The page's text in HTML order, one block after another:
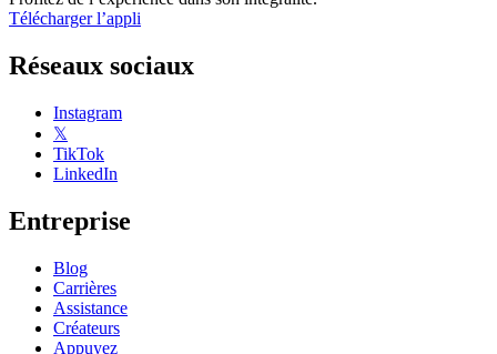
Télécharger l’appli
Réseaux sociaux
Instagram
𝕏
TikTok
LinkedIn
Entreprise
Blog
Carrières
Assistance
Créateurs
Appuyez